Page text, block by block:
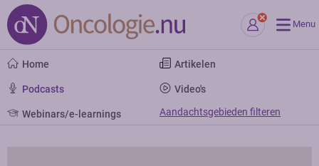
Menu
Home Artikelen
Podcasts Video's
Webinars/e-learnings Aandachtsgebieden filteren